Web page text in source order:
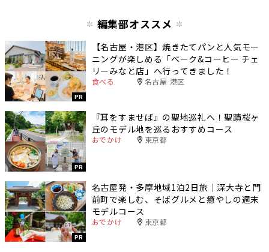
編集部オススメ
PR
【名古屋・港区】焼きたてパンと人気モー
ニングが楽しめる「ベーク&コーヒー チェ
リーみなと店」へ行ってきました！
食べる 名古屋 港区
PR
『耳をすませば』の聖地巡礼へ！聖蹟桜ヶ
丘のモデル地を巡るおすすめコース
おでかけ 東京都
PR
名古屋発・多摩地域1泊2日旅｜深大寺と門
前町で楽しむ、そばグルメと癒やしの週末
モデルコース
おでかけ 東京都